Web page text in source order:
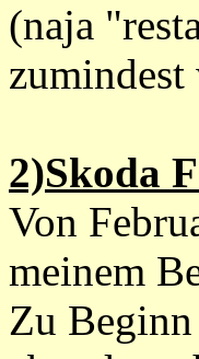
(naja
zumindest
2)Skoda
Von
meinem
Zu